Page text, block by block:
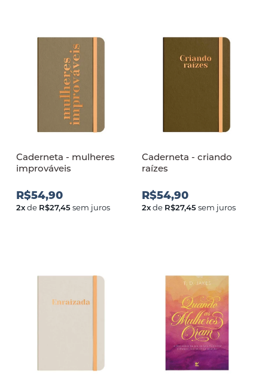
Caderneta - mulheres
improváveis
R$54,90
2xde R$27,45sem juros
Caderneta - criando
raízes
R$54,90
2xde R$27,45sem juros